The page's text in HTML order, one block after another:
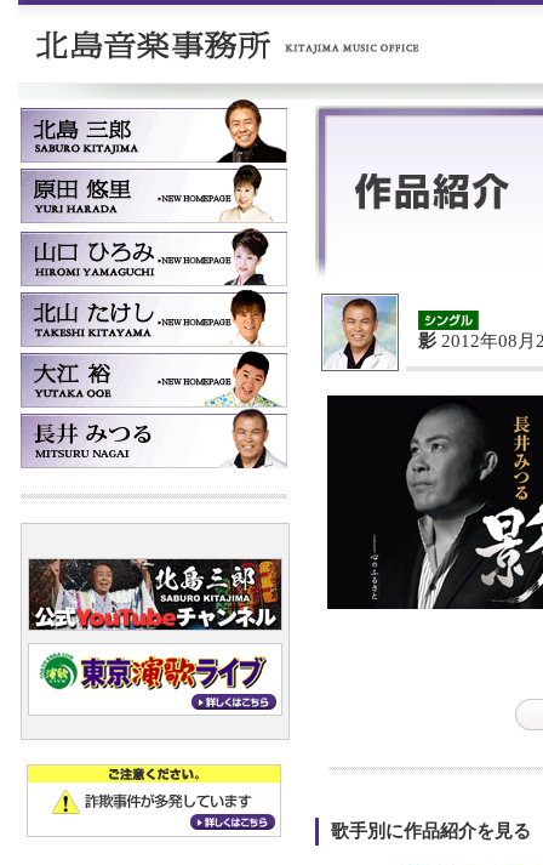
影 2012年08月
歌手別に作品紹介を見る